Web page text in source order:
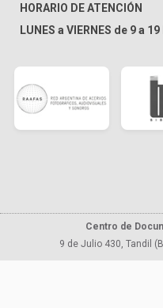
HORARIO DE ATENCIÓN
LUNES a VIERNES de 9 a 19
Centro de
9 de Julio 430, Tandil